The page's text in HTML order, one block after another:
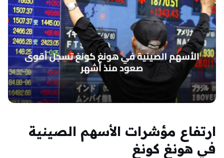
ارتفاع مؤشرات الأسهم الصينية
في هونغ كونغ